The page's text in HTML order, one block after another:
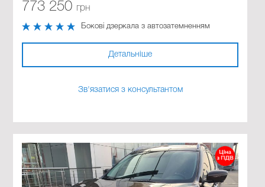
773 250 грн
Бокові дзеркала з автозатемненням
Детальніше
Зв'язатися з консультантом